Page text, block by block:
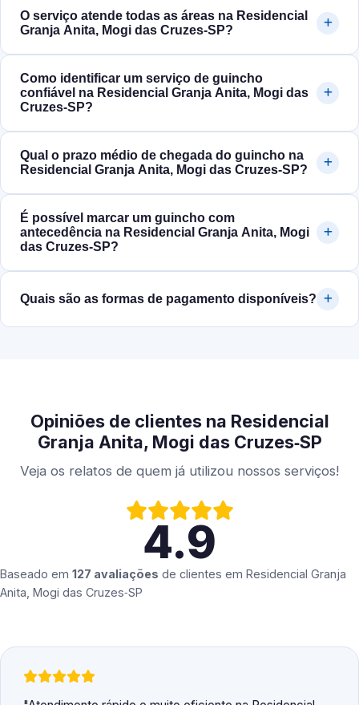
O serviço atende todas as áreas na Residencial
Granja Anita, Mogi das Cruzes‑SP?
Como identificar um serviço de guincho
confiável na Residencial Granja Anita, Mogi das
Cruzes‑SP?
Qual o prazo médio de chegada do guincho na
Residencial Granja Anita, Mogi das Cruzes‑SP?
É possível marcar um guincho com
antecedência na Residencial Granja Anita, Mogi
das Cruzes‑SP?
Quais são as formas de pagamento disponíveis?
Opiniões de clientes na Residencial
Granja Anita, Mogi das Cruzes‑SP
Veja os relatos de quem já utilizou nossos serviços!
4.9
Baseado em 127 avaliações de clientes em Residencial Granja
Anita, Mogi das Cruzes‑SP